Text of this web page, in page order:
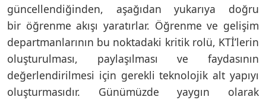
güncellendiğinden, aşağıdan yukarıya doğru
bir öğrenme akışı yaratırlar. Öğrenme ve gelişim
departmanlarının bu noktadaki kritik rolü, KTİ’lerin
oluşturulması, paylaşılması ve faydasının
değerlendirilmesi için gerekli teknolojik alt yapıyı
oluşturmasıdır. Günümüzde yaygın olarak